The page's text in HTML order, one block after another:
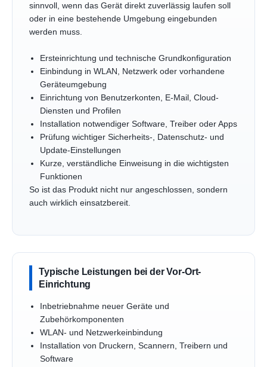
sinnvoll, wenn das Gerät direkt zuverlässig laufen soll
oder in eine bestehende Umgebung eingebunden
werden muss.
Ersteinrichtung und technische Grundkonfiguration
Einbindung in WLAN, Netzwerk oder vorhandene
Geräteumgebung
Einrichtung von Benutzerkonten, E-Mail, Cloud-
Diensten und Profilen
Installation notwendiger Software, Treiber oder Apps
Prüfung wichtiger Sicherheits-, Datenschutz- und
Update-Einstellungen
Kurze, verständliche Einweisung in die wichtigsten
Funktionen
So ist das Produkt nicht nur angeschlossen, sondern
auch wirklich einsatzbereit.
Typische Leistungen bei der Vor-Ort-
Einrichtung
Inbetriebnahme neuer Geräte und
Zubehörkomponenten
WLAN- und Netzwerkeinbindung
Installation von Druckern, Scannern, Treibern und
Software